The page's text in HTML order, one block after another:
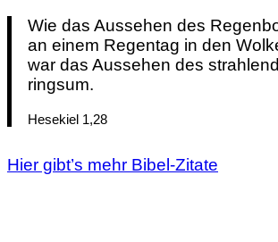
Wie das Aussehen des
an einem Regentag in den
war das Aussehen des
ringsum.
Hesekiel 1,28
Hier gibt’s mehr Bibel-Zitate